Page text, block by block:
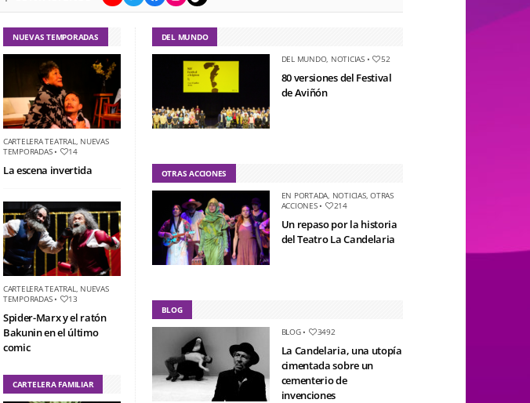
NUEVAS TEMPORADAS
CARTELERA TEATRAL, NUEVAS
TEMPORADAS• 14
La escena invertida
CARTELERA TEATRAL, NUEVAS
TEMPORADAS• 13
Spider-Marx y el ratón
Bakunin en el último
comic
CARTELERA FAMILIAR
DEL MUNDO
DEL MUNDO, NOTICIAS• 52
80 versiones del Festival
de Aviñón
OTRAS ACCIONES
EN PORTADA, NOTICIAS,OTRAS
ACCIONES• 214
Un repaso por la historia
del Teatro La Candelaria
BLOG
BLOG• 3492
La Candelaria, una utopía
cimentada sobre un
cementerio de
invenciones